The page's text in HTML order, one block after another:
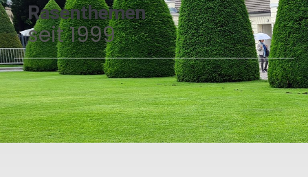
Rasenthemen
seit 1999